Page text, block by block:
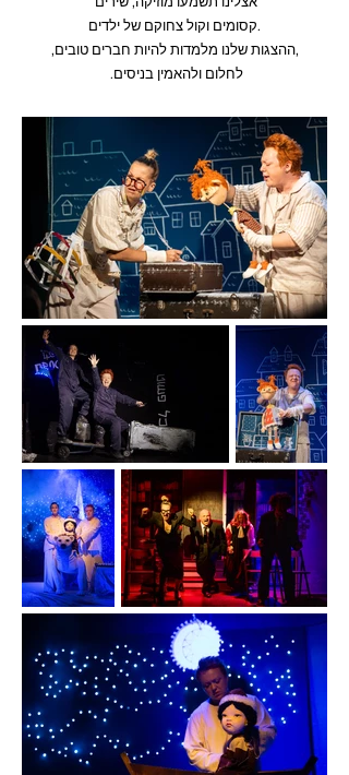
קסומים וקול צחוקם של ילדים.
,ההצגות שלנו מלמדות להיות חברים טובים,
.לחלום ולהאמין בניסים